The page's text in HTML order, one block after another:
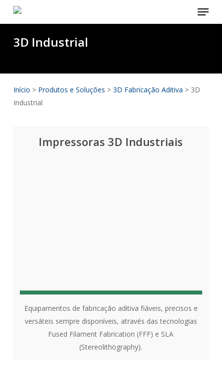
content
Menu
3D Industrial
Início > Produtos e Soluções > 3D Fabricação Aditiva > 3D
Industrial
Impressoras 3D Industriais
Equipamentos de fabricação aditiva fiáveis, precisos e
versáteis sempre disponíveis, através das tecnologias
Fused Filament Fabrication (FFF) e SLA
(Stereolithography).